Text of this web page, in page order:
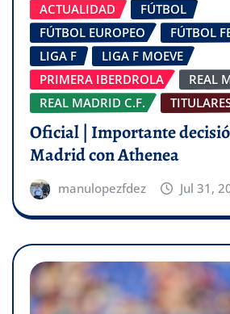
ACTUALIDAD
FÚTBOL
FÚTBOL EUROPEO
FÚTBOL
LIGA F
LIGA F MOEVE
PRIMERA IBERDROLA
REAL
REAL MADRID C.F.
Oficial | Importante
Madrid con Athenea
manulopezfdez Jul 31,